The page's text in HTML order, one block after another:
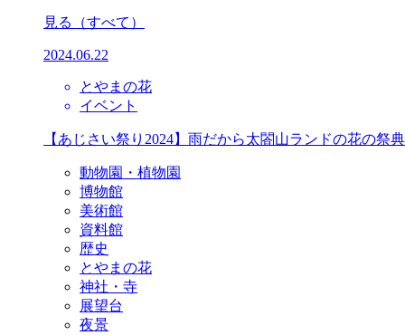
見る （すべて）
2024.06.22
とやまの花
イベント
【あじさい祭り2024】雨だから太閤山ランドの花の祭
動物園・植物園
博物館
美術館
資料館
歴史
とやまの花
神社・寺
展望台
夜景